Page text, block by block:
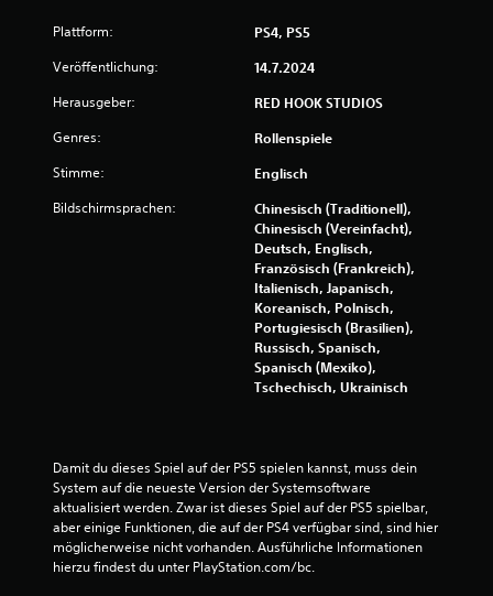
w
e
r
t
n
e
n
Plattform: PS4, PS5
Veröffentlichung: 14.7.2024
Herausgeber: RED HOOK STUDIOS
Genres: Rollenspiele
Stimme: Englisch
Bildschirmsprachen:
Chinesisch (Traditionell),
Chinesisch (Vereinfacht),
Deutsch, Englisch,
Französisch (Frankreich),
Italienisch, Japanisch,
Koreanisch, Polnisch,
Portugiesisch (Brasilien),
Russisch, Spanisch,
Spanisch (Mexiko),
Tschechisch, Ukrainisch
Damit du dieses Spiel auf der PS5 spielen kannst, muss dein
System auf die neueste Version der Systemsoftware
aktualisiert werden. Zwar ist dieses Spiel auf der PS5 spielbar,
aber einige Funktionen, die auf der PS4 verfügbar sind, sind hier
möglicherweise nicht vorhanden. Ausführliche Informationen
hierzu findest du unter PlayStation.com/bc.